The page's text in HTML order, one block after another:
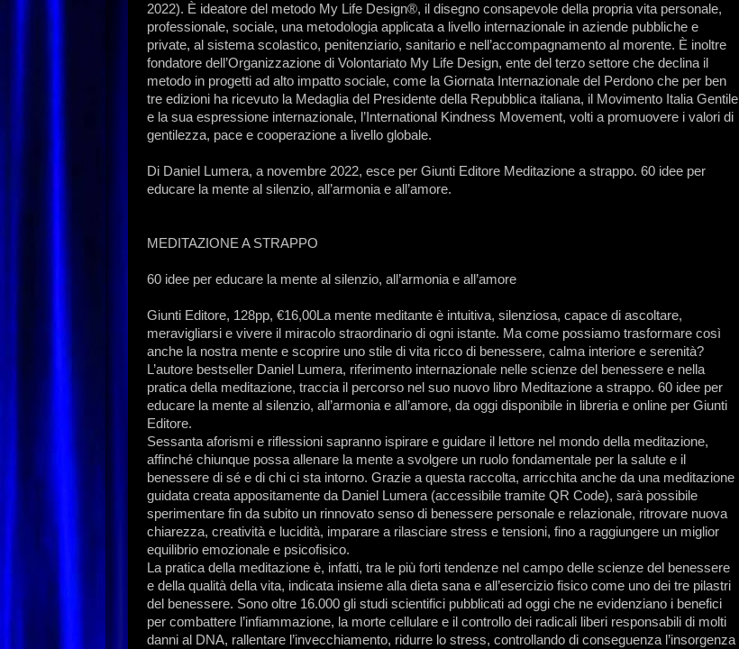
2022). È ideatore del metodo My Life Design®, il disegno consapevole della propria vita personale,
professionale, sociale, una metodologia applicata a livello internazionale in aziende pubbliche e
private, al sistema scolastico, penitenziario, sanitario e nell’accompagnamento al morente. È inoltre
fondatore dell’Organizzazione di Volontariato My Life Design, ente del terzo settore che declina il
metodo in progetti ad alto impatto sociale, come la Giornata Internazionale del Perdono che per ben
tre edizioni ha ricevuto la Medaglia del Presidente della Repubblica italiana, il Movimento Italia Gentile
e la sua espressione internazionale, l’International Kindness Movement, volti a promuovere i valori di
gentilezza, pace e cooperazione a livello globale.
Di Daniel Lumera, a novembre 2022, esce per Giunti Editore Meditazione a strappo. 60 idee per
educare la mente al silenzio, all’armonia e all’amore.
MEDITAZIONE A STRAPPO
60 idee per educare la mente al silenzio, all’armonia e all’amore
Giunti Editore, 128pp, €16,00La mente meditante è intuitiva, silenziosa, capace di ascoltare,
meravigliarsi e vivere il miracolo straordinario di ogni istante. Ma come possiamo trasformare così
anche la nostra mente e scoprire uno stile di vita ricco di benessere, calma interiore e serenità?
L’autore bestseller Daniel Lumera, riferimento internazionale nelle scienze del benessere e nella
pratica della meditazione, traccia il percorso nel suo nuovo libro Meditazione a strappo. 60 idee per
educare la mente al silenzio, all’armonia e all’amore, da oggi disponibile in libreria e online per Giunti
Editore.
Sessanta aforismi e riflessioni sapranno ispirare e guidare il lettore nel mondo della meditazione,
affinché chiunque possa allenare la mente a svolgere un ruolo fondamentale per la salute e il
benessere di sé e di chi ci sta intorno. Grazie a questa raccolta, arricchita anche da una meditazione
guidata creata appositamente da Daniel Lumera (accessibile tramite QR Code), sarà possibile
sperimentare fin da subito un rinnovato senso di benessere personale e relazionale, ritrovare nuova
chiarezza, creatività e lucidità, imparare a rilasciare stress e tensioni, fino a raggiungere un miglior
equilibrio emozionale e psicofisico.
La pratica della meditazione è, infatti, tra le più forti tendenze nel campo delle scienze del benessere
e della qualità della vita, indicata insieme alla dieta sana e all’esercizio fisico come uno dei tre pilastri
del benessere. Sono oltre 16.000 gli studi scientifici pubblicati ad oggi che ne evidenziano i benefici
per combattere l’infiammazione, la morte cellulare e il controllo dei radicali liberi responsabili di molti
danni al DNA, rallentare l’invecchiamento, ridurre lo stress, controllando di conseguenza l’insorgenza